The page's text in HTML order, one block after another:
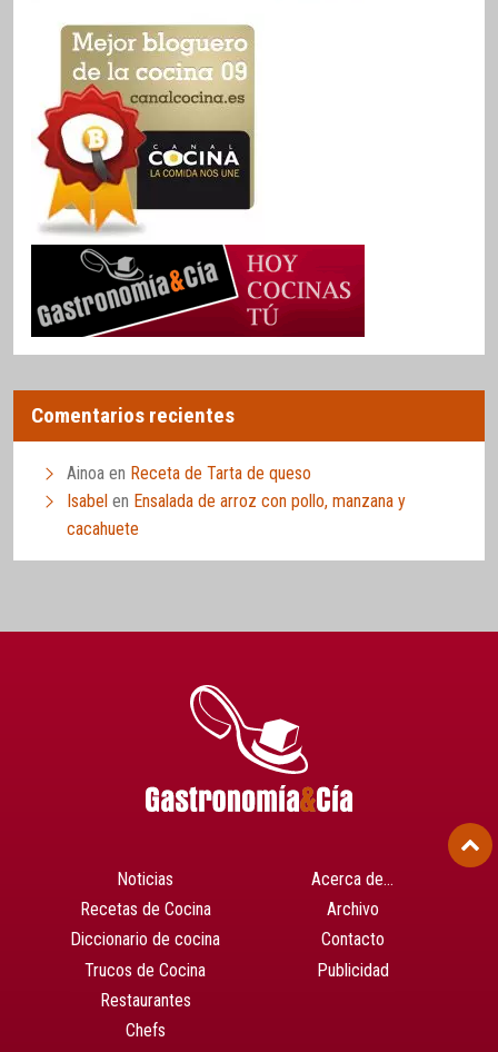
Comentarios recientes
Ainoa en Receta de Tarta de queso
Isabel en Ensalada de arroz con pollo, manzana y
cacahuete
Noticias
Recetas de Cocina
Diccionario de cocina
Trucos de Cocina
Restaurantes
Chefs
Acerca de…
Archivo
Contacto
Publicidad